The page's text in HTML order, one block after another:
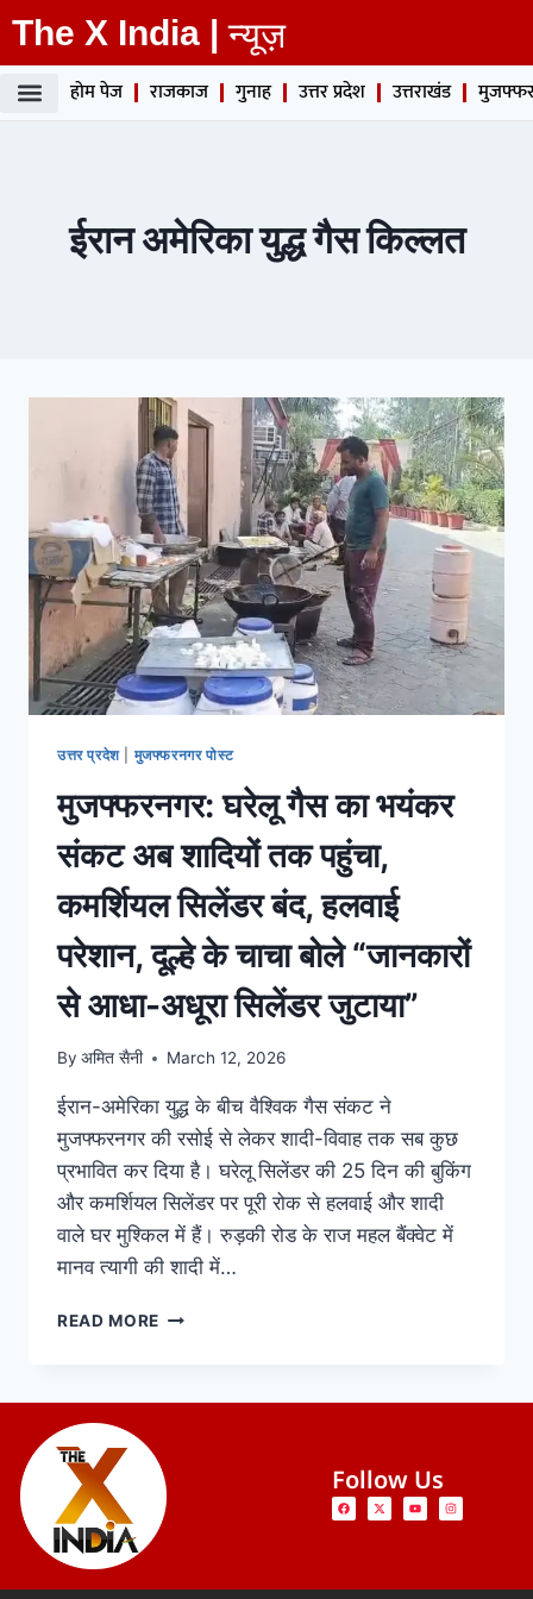
The X India | न्यूज़
होम पेज राजकाज गुनाह उत्तर प्रदेश उत्तराखंड
ईरान अमेरिका युद्ध गैस किल्लत
उत्तर प्रदेश| मुजफ्फरनगर पोस्ट
मुजफ्फरनगर: घरेलू गैस का भयंकर
संकट अब शादियों तक पहुंचा,
कमर्शियल सिलेंडर बंद, हलवाई
परेशान, दूल्हे के चाचा बोले “जानकारों
से आधा-अधूरा सिलेंडर जुटाया”
By अमित सैनी March 12, 2026
ईरान-अमेरिका युद्ध के बीच वैश्विक गैस संकट ने
मुजफ्फरनगर की रसोई से लेकर शादी-विवाह तक सब कुछ
प्रभावित कर दिया है। घरेलू सिलेंडर की 25 दिन की बुकिंग
और कमर्शियल सिलेंडर पर पूरी रोक से हलवाई और शादी
वाले घर मुश्किल में हैं। रुड़की रोड के राज महल बैंक्वेट में
मानव त्यागी की शादी में…
READ MORE
Follow Us